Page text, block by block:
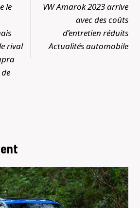
le
rival
VW Amarok 2023 arrive
avec des coûts
d’entretien réduits
Actualités automobile